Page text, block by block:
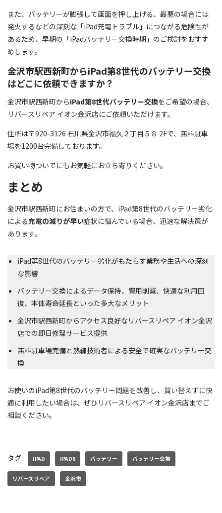
また、バッテリーが膨張して画面を押し上げる、最悪の場合には
発火するなどの深刻な「iPad充電トラブル」につながる危険性が
あるため、早期の「iPadバッテリー交換時期」のご検討をおすす
めします。
金沢市駅西新町からiPad第8世代のバッテリー交換
はどこに依頼できますか？
金沢市駅西新町からiPad第8世代バッテリー交換をご希望の場合、
リバースリペア イオン金沢店にご依頼いただけます。
住所は〒920-3126 石川県金沢市福久２丁目５８ 2Fで、無料駐車
場を1200台完備しております。
お買い物ついでにもお気軽にお立ち寄りください。
まとめ
金沢市駅西新町にお住まいの方で、iPad第8世代のバッテリー劣化
による充電の減りが早い症状に悩んでいる場合、迅速な解決策が
あります。
iPad第8世代のバッテリー劣化がもたらす業務や生活への深刻
な影響
バッテリー交換によるデータ保持、費用削減、快適な利用回
復、本体寿命延長といった多大なメリット
金沢市駅西新町からアクセス良好なリバースリペア イオン金沢
店での即日修理サービス提供
無料駐車場完備と熟練技術者による安全で確実なバッテリー交
換
お使いのiPad第8世代のバッテリー問題を改善し、買い替えずに快
適に利用したい場合は、ぜひリバースリペア イオン金沢店までご
相談ください。
タグ: IPAD IPAD8 バッテリー バッテリー交換
リバースリペア 金沢市